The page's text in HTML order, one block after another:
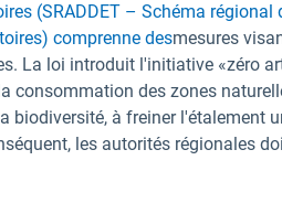
(SRADDET – Schéma régional
comprenne desmesures
La loi introduit l'initiative «zéro
consommation des zones
biodiversité, à freiner l'étalement
les autorités régionales